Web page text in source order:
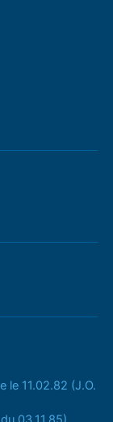
le 11.02.82 (J.O.